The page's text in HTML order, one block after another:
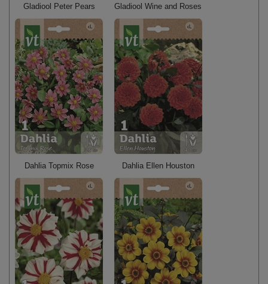
Gladiool Peter Pears Gladiool Wine and Roses
Dahlia Topmix Rose Dahlia Ellen Houston